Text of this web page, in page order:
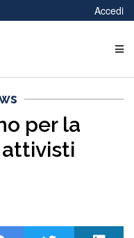
Accedi
per la